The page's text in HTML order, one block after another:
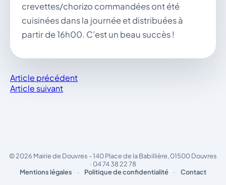
crevettes/chorizo commandées ont été
cuisinées dans la journée et distribuées à
partir de 16h00. C’est un beau succès !
Article précédent
Article suivant
© 2026 Mairie de Douvres - 140 Place de la Babillière, 01500 Douvres
· 04 74 38 22 78
Mentions légales
· Politique de confidentialité · Contact